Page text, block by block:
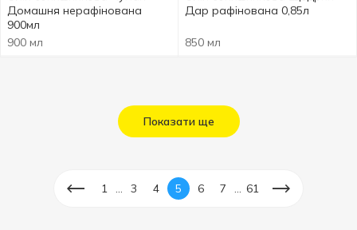
Домашня нерафінована
900мл
900 мл
Дар рафінована 0,85л
850 мл
Показати ще
1 3 4 5 6 7 61